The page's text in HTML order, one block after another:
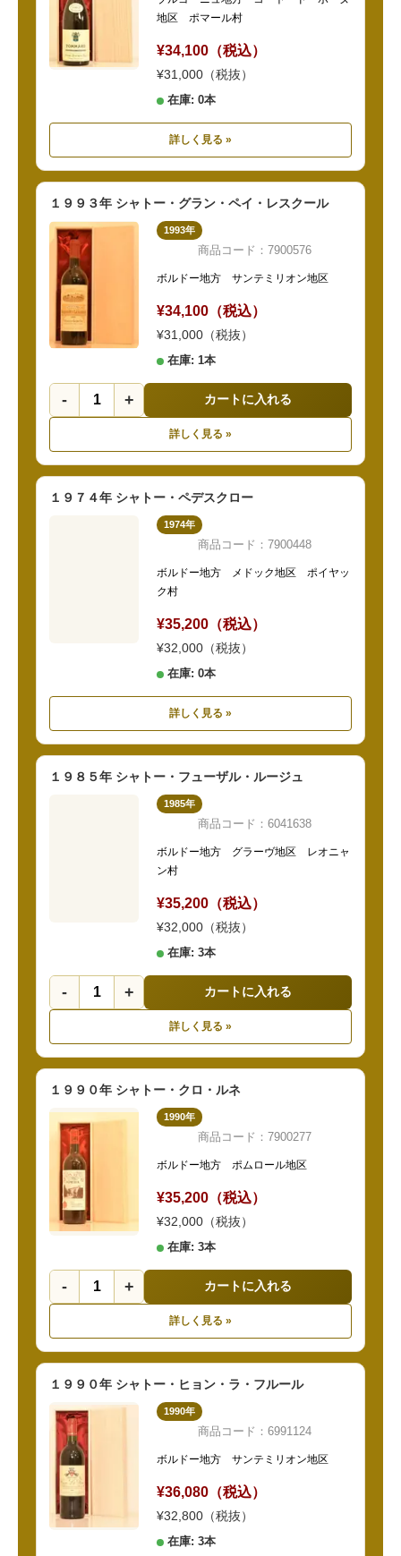
地区 ポマール村
¥34,100（税込）
¥31,000（税抜）
在庫: 0本
詳しく見る »
１９９３年 シャトー・グラン・ペイ・レスクール
1993年
商品コード：7900576
ボルドー地方 サンテミリオン地区
¥34,100（税込）
¥31,000（税抜）
在庫: 1本
- + カートに入れる
詳しく見る »
１９７４年 シャトー・ペデスクロー
1974年
商品コード：7900448
ボルドー地方 メドック地区 ポイヤッ
ク村
¥35,200（税込）
¥32,000（税抜）
在庫: 0本
詳しく見る »
１９８５年 シャトー・フューザル・ルージュ
1985年
商品コード：6041638
ボルドー地方 グラーヴ地区 レオニャ
ン村
¥35,200（税込）
¥32,000（税抜）
在庫: 3本
- + カートに入れる
詳しく見る »
１９９０年 シャトー・クロ・ルネ
1990年
商品コード：7900277
ボルドー地方 ポムロール地区
¥35,200（税込）
¥32,000（税抜）
在庫: 3本
- + カートに入れる
詳しく見る »
１９９０年 シャトー・ヒョン・ラ・フルール
1990年
商品コード：6991124
ボルドー地方 サンテミリオン地区
¥36,080（税込）
¥32,800（税抜）
在庫: 3本